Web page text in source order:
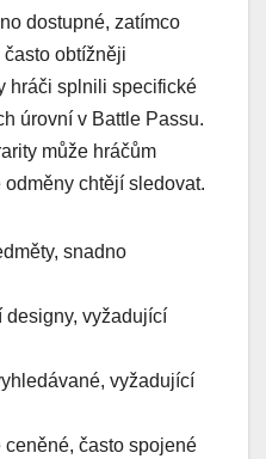
dostupné, zatímco
často obtížněji
hráči splnili specifické
úrovní v Battle Passu.
může hráčům
chtějí sledovat.
snadno
designy, vyžadující
vyžadující
ceněné, často spojené